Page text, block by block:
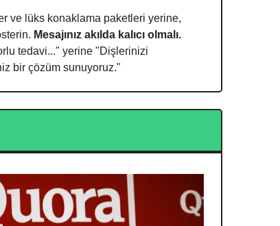
ve lüks konaklama paketleri yerine,
Mesajınız akılda kalıcı olmalı.
tedavi..." yerine "Dişlerinizi
bir çözüm sunuyoruz."